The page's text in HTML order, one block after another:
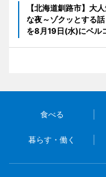
【北海道釧路市】大
な夜～ゾクッとする
を8月19日(水)にベル
食べる
暮らす・働く